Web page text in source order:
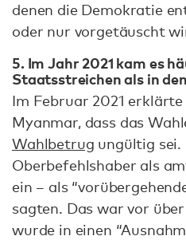
denen die Demokratie
oder nur vorgetäuscht
5. Im Jahr 2021 kam es
Staatsstreichen als in
Im Februar 2021
Myanmar, dass das
Wahlbetrug ungültig sei.
Oberbefehlshaber als
ein – als
sagten. Das war vor
wurde in einen